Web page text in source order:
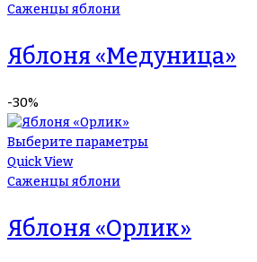
Саженцы яблони
Яблоня «Медуница»
-30%
Выберите параметры
Quick View
Саженцы яблони
Яблоня «Орлик»